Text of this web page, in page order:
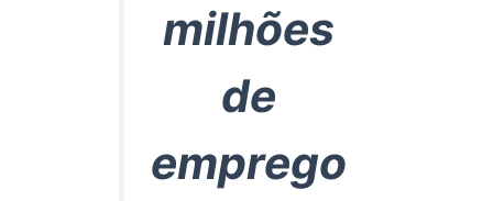
milhões
de
emprego